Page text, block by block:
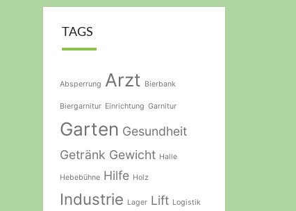
TAGS
Absperrung Arzt Bierbank
Biergarnitur Einrichtung Garnitur
Garten Gesundheit
Getränk Gewicht Halle
Hebebühne Hilfe Holz
Industrie Lager Lift Logistik